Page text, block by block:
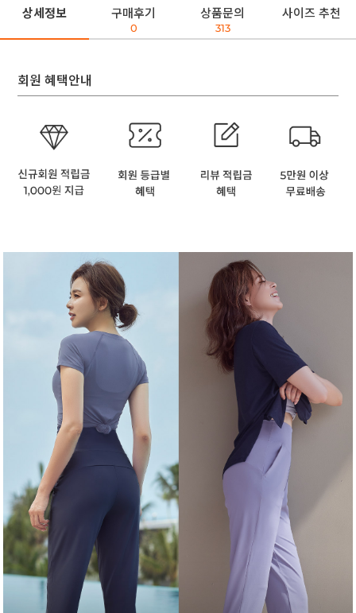
상세정보 구매후기
0
상품문의
313
사이즈 추천
회원 혜택안내